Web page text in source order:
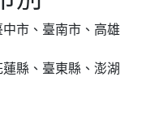
市、臺南市、高雄
縣、臺東縣、澎湖